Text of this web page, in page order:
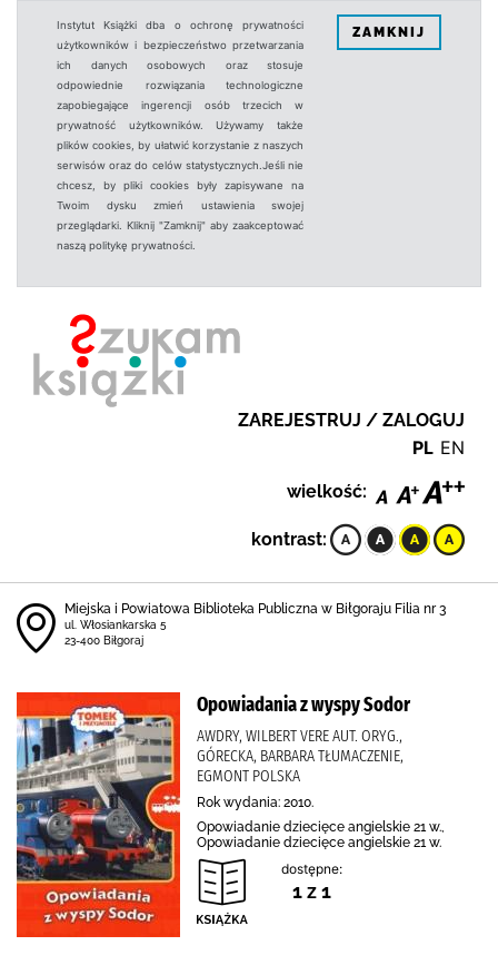
Instytut Książki dba o ochronę prywatności
użytkowników i bezpieczeństwo przetwarzania
ich danych osobowych oraz stosuje
odpowiednie rozwiązania technologiczne
zapobiegające ingerencji osób trzecich w
prywatność użytkowników. Używamy także
plików cookies, by ułatwić korzystanie z naszych
serwisów oraz do celów statystycznych.Jeśli nie
chcesz, by pliki cookies były zapisywane na
Twoim dysku zmień ustawienia swojej
przeglądarki. Kliknij "Zamknij" aby zaakceptować
naszą politykę prywatności.
ZAMKNIJ
ZAREJESTRUJ / ZALOGUJ
PL EN
wielkość:
kontrast:
Miejska i Powiatowa Biblioteka Publiczna w Biłgoraju Filia nr 3
ul. Włosiankarska 5
23-400 Biłgoraj
Opowiadania z wyspy Sodor
AWDRY, WILBERT VERE AUT. ORYG.,
GÓRECKA, BARBARA TŁUMACZENIE,
EGMONT POLSKA
Rok wydania: 2010.
Opowiadanie dziecięce angielskie 21 w.,
Opowiadanie dziecięce angielskie 21 w.
dostępne:
1 z 1